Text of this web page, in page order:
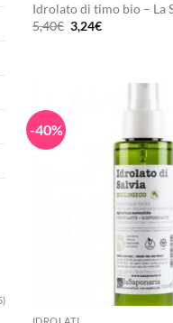
Idrolato di timo bio – La
5,40€ Il
prezzo
3,24€Il
-40%